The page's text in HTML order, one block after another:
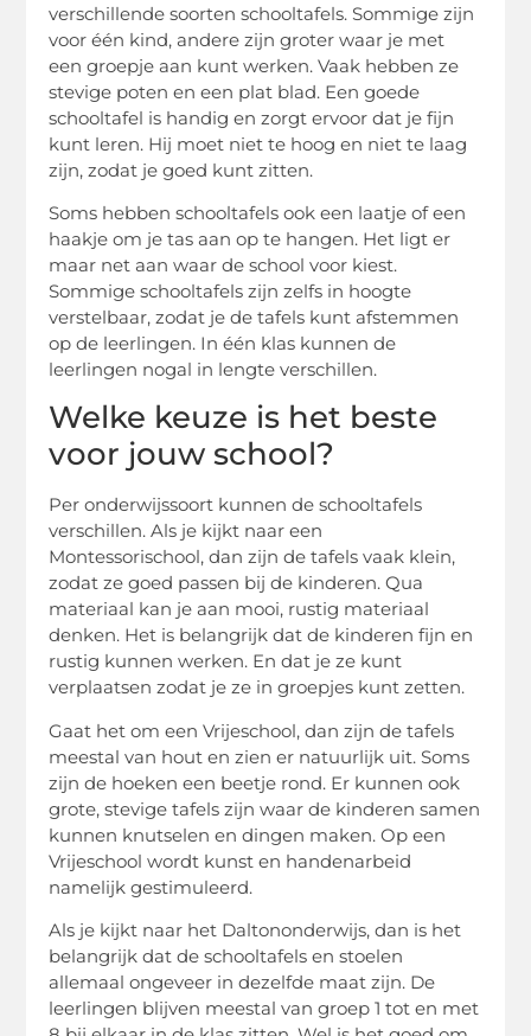
verschillende soorten schooltafels. Sommige zijn
voor één kind, andere zijn groter waar je met
een groepje aan kunt werken. Vaak hebben ze
stevige poten en een plat blad. Een goede
schooltafel is handig en zorgt ervoor dat je fijn
kunt leren. Hij moet niet te hoog en niet te laag
zijn, zodat je goed kunt zitten.
Soms hebben schooltafels ook een laatje of een
haakje om je tas aan op te hangen. Het ligt er
maar net aan waar de school voor kiest.
Sommige schooltafels zijn zelfs in hoogte
verstelbaar, zodat je de tafels kunt afstemmen
op de leerlingen. In één klas kunnen de
leerlingen nogal in lengte verschillen.
Welke keuze is het beste
voor jouw school?
Per onderwijssoort kunnen de schooltafels
verschillen. Als je kijkt naar een
Montessorischool, dan zijn de tafels vaak klein,
zodat ze goed passen bij de kinderen. Qua
materiaal kan je aan mooi, rustig materiaal
denken. Het is belangrijk dat de kinderen fijn en
rustig kunnen werken. En dat je ze kunt
verplaatsen zodat je ze in groepjes kunt zetten.
Gaat het om een Vrijeschool, dan zijn de tafels
meestal van hout en zien er natuurlijk uit. Soms
zijn de hoeken een beetje rond. Er kunnen ook
grote, stevige tafels zijn waar de kinderen samen
kunnen knutselen en dingen maken. Op een
Vrijeschool wordt kunst en handenarbeid
namelijk gestimuleerd.
Als je kijkt naar het Daltononderwijs, dan is het
belangrijk dat de schooltafels en stoelen
allemaal ongeveer in dezelfde maat zijn. De
leerlingen blijven meestal van groep 1 tot en met